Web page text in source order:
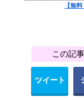
【無
この記
ツイート